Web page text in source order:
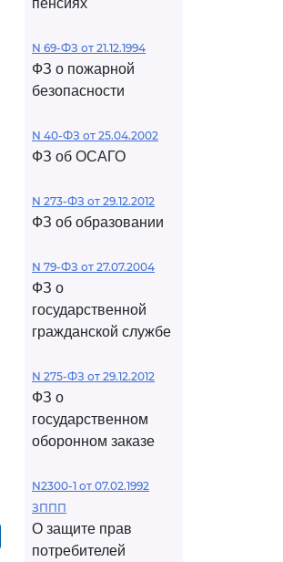
пенсиях
N 69-ФЗ от 21.12.1994
ФЗ о пожарной
безопасности
N 40-ФЗ от 25.04.2002
ФЗ об ОСАГО
N 273-ФЗ от 29.12.2012
ФЗ об образовании
N 79-ФЗ от 27.07.2004
ФЗ о
государственной
гражданской службе
N 275-ФЗ от 29.12.2012
ФЗ о
государственном
оборонном заказе
N2300-1 от 07.02.1992
ЗППП
О защите прав
потребителей